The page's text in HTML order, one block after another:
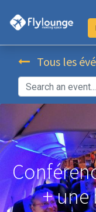
Tous les
+